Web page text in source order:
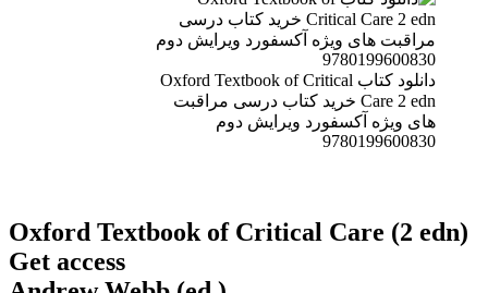
دانلود کتاب Oxford Textbook of Critical
Care 2 edn خرید کتاب درسی مراقبت
های ویژه آکسفورد ویرایش دوم
9780199600830
Oxford Textbook of Critical Care (2 edn)
Get access